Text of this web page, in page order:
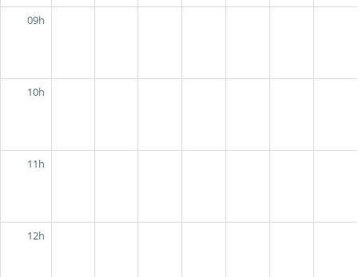
09h
10h
11h
12h